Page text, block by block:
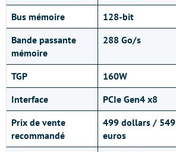
Bus mémoire
128-bit
Bande passante
mémoire
288 Go/s
TGP 160W
Interface
PCIe Gen4 x8
Prix de vente
recommandé
499 dollars / 549
euros